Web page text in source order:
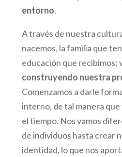
entorno.
A través de nuestra
nacemos, la familia que
educación que recibimos;
construyendo nuestra
Comenzamos a darle
interno, de tal manera
el tiempo. Nos vamos
de individuos hasta crear
identidad, lo que nos